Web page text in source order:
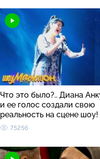
Что это было?.. Диана
и ее голос создали свою
реальность на сцене шоу!
75256